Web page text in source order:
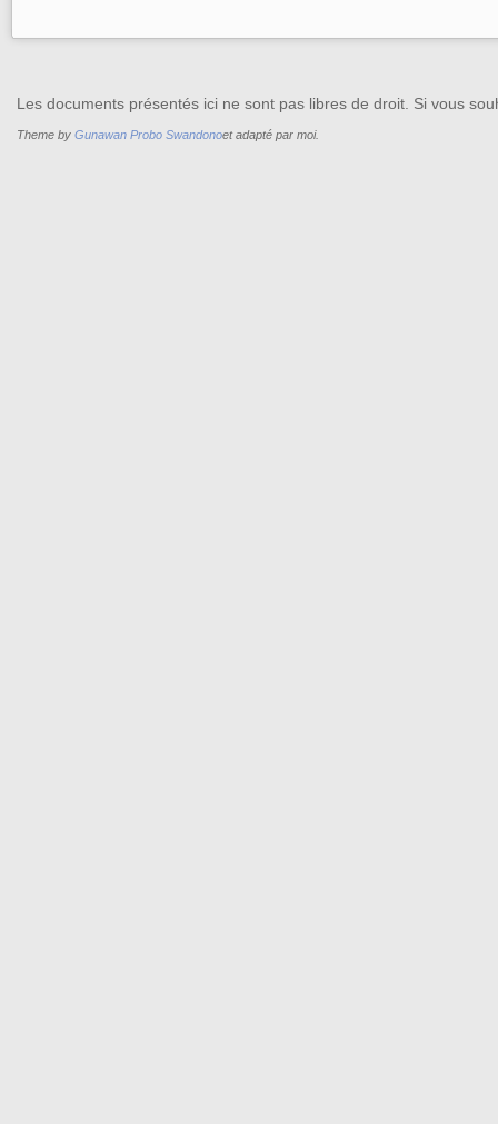
Les documents présentés ici ne sont pas libres de droit. Si vous
Theme by Gunawan Probo Swandonoet adapté par moi.